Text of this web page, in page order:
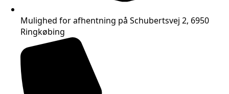
Mulighed for afhentning på Schubertsvej 2, 6950
Ringkøbing